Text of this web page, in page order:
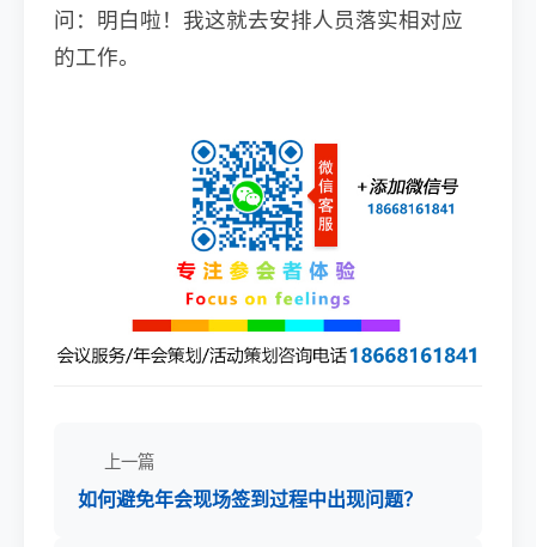
问：明白啦！我这就去安排人员落实相对应
的工作。
上一篇
如何避免年会现场签到过程中出现问题？